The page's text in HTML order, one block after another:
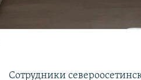
Сотрудники